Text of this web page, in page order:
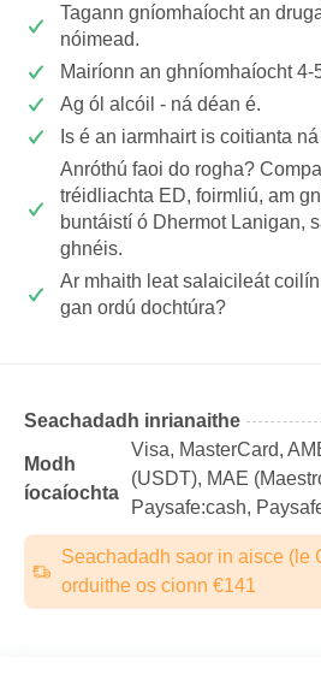
Tagann gníomhaíocht an
nóimead.
Mairíonn an ghníomhaíocht 4-
Ag ól alcóil - ná déan é.
Is é an iarmhairt is coitianta
Anróthú faoi do rogha?
tréidliachta ED, foirmliú, am
buntáistí ó Dhermot Lanigan,
ghnéis.
Ar mhaith leat salaicileát
gan ordú dochtúra?
Seachadadh inrianaithe
Modh
íocaíochta
Visa, MasterCard,
(USDТ), MAE
Paysafe:cash,
Seachadadh saor in aisce (le
orduithe os cionn €141